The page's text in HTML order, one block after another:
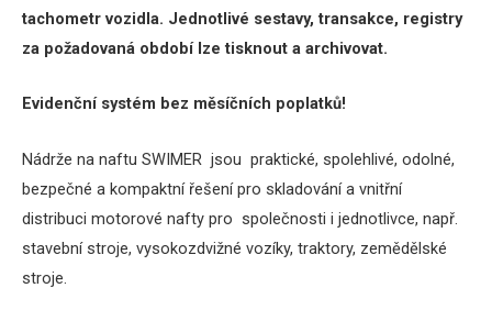
tachometr vozidla. Jednotlivé sestavy, transakce, registry
za požadovaná období lze tisknout a archivovat.
Evidenční systém bez měsíčních poplatků!
Nádrže na naftu SWIMER jsou praktické, spolehlivé, odolné,
bezpečné a kompaktní řešení pro skladování a vnitřní
distribuci motorové nafty pro společnosti i jednotlivce, např.
stavební stroje, vysokozdvižné vozíky, traktory, zemědělské
stroje.